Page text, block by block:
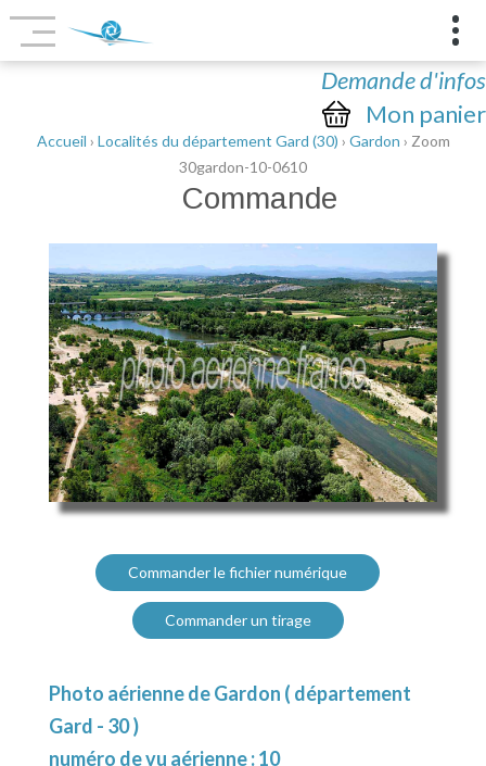
Demande d'infos
Mon panier
Accueil › Localités du département Gard (30) › Gardon › Zoom
30gardon-10-0610
Commande
Commander le fichier numérique
Commander un tirage
Photo aérienne de Gardon ( département
Gard - 30 )
numéro de vu aérienne : 10